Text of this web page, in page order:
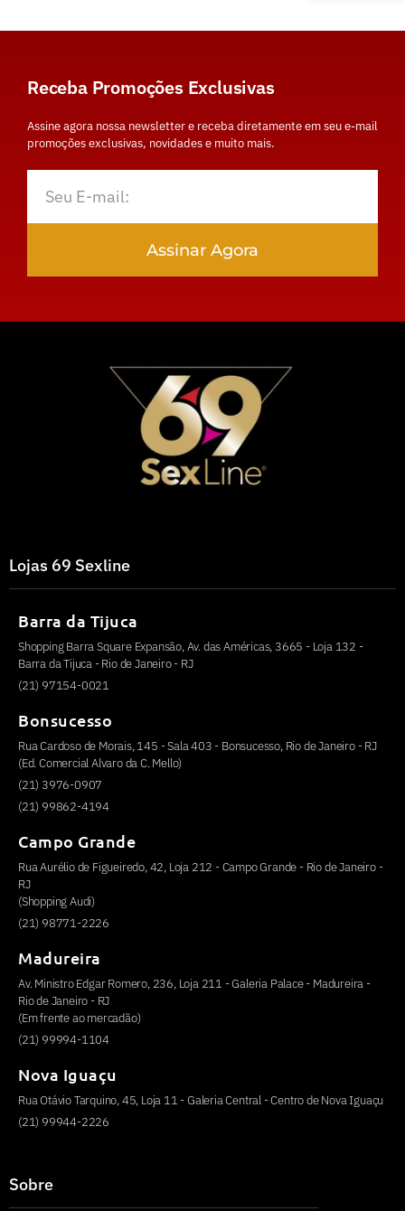
Receba Promoções Exclusivas
Assine agora nossa newsletter e receba diretamente em seu e-mail
promoções exclusivas, novidades e muito mais.
Assinar Agora
Lojas 69 Sexline
Barra da Tijuca
Shopping Barra Square Expansão, Av. das Américas, 3665 - Loja 132 -
Barra da Tijuca - Rio de Janeiro - RJ
(21) 97154-0021
Bonsucesso
Rua Cardoso de Morais, 145 - Sala 403 - Bonsucesso, Rio de Janeiro - RJ
(Ed. Comercial Alvaro da C. Mello)
(21) 3976-0907
(21) 99862-4194
Campo Grande
Rua Aurélio de Figueiredo, 42, Loja 212 - Campo Grande - Rio de Janeiro -
RJ
(Shopping Audi)
(21) 98771-2226
Madureira
Av. Ministro Edgar Romero, 236, Loja 211 - Galeria Palace - Madureira -
Rio de Janeiro - RJ
(Em frente ao mercadão)
(21) 99994-1104
Nova Iguaçu
Rua Otávio Tarquino, 45, Loja 11 - Galeria Central - Centro de Nova Iguaçu
(21) 99944-2226
Sobre